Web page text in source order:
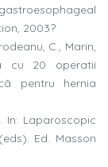
2003?
C., Marin,
cu 20 operatii
pentru hernia
In: Laparoscopic
Ed. Masson